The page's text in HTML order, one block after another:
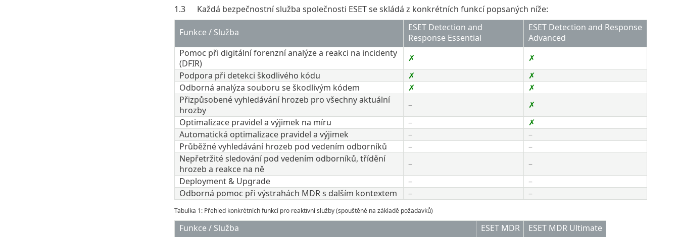
1.3
Každá bezpečnostní služba společnosti ESET se skládá z konkrétních funkcí popsaných níže:
Funkce / Služba​​
ESET Detection and
Response Essential​​
ESET Detection and Response
Advanced​
Pomoc při digitální forenzní analýze a reakci na incidenty
(DFIR)​
✗​
✗​
Podpora při detekci škodlivého kódu​
✗​
✗​
Odborná analýza souboru se škodlivým kódem​
✗​
✗​
Přizpůsobené vyhledávání hrozeb pro všechny aktuální
hrozby
–​​
✗​
Optimalizace pravidel a výjimek na míru
–
✗​
Automatická optimalizace pravidel a výjimek​
–​
–​
Průběžné vyhledávání hrozeb pod vedením odborníků​
–​
–​
Nepřetržité sledování pod vedením odborníků, třídění
hrozeb a reakce na ně​
–​
–​
Deployment & Upgrade​
–​
–​
Odborná pomoc při výstrahách MDR s dalším kontextem​
–​ –​
Tabulka 1: Přehled konkrétních funkcí pro reaktivní služby (spouštěné na základě požadavků)
Funkce / Služba​​ ESET MDR​
ESET MDR Ultimate